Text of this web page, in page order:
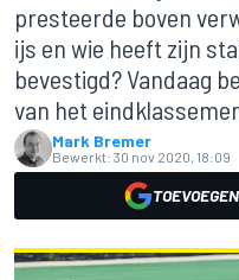
presteerde boven
ijs en wie heeft zijn
bevestigd? Vandaag
van het
Mark Bremer
Bewerkt: 30 nov 2020, 18:09